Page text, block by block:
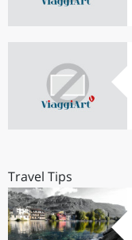
Travel Tips